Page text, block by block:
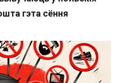
гэта сёння